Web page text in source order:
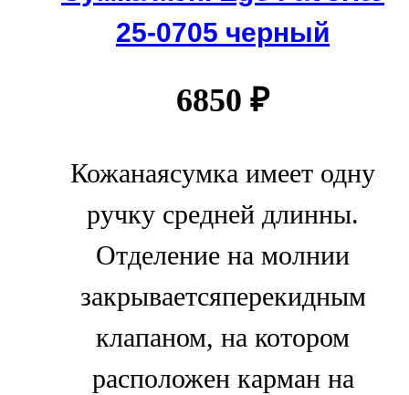
25-0705 черный
6850 ₽
Кожанаясумка имеет одну
ручку средней длинны.
Отделение на молнии
закрываетсяперекидным
клапаном, на котором
расположен карман на